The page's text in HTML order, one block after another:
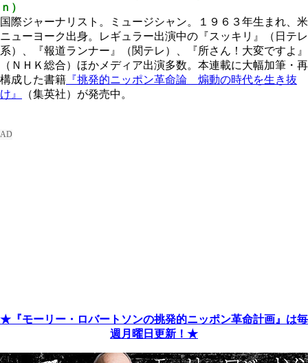
ｎ）
国際ジャーナリスト。ミュージシャン。１９６３年生まれ、米
ニューヨーク出身。レギュラー出演中の『スッキリ』（日テレ
系）、『報道ランナー』（関テレ）、『所さん！大変ですよ』
（ＮＨＫ総合）ほかメディア出演多数。本連載に大幅加筆・再
構成した書籍 『挑発的ニッポン革命論 煽動の時代を生き抜
け』
（集英社）が発売中。
★『モーリー・ロバートソンの挑発的ニッポン革命計画』は毎
週月曜日更新！★